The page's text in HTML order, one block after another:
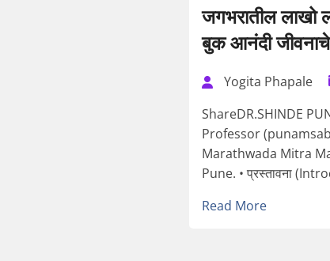
जगभरातील लाखो
बुक आनंदी
Yogita Phapale
ShareDR.SHINDE
Professor
Marathwada Mitra
Pune. • प्रस्तावना
Read More